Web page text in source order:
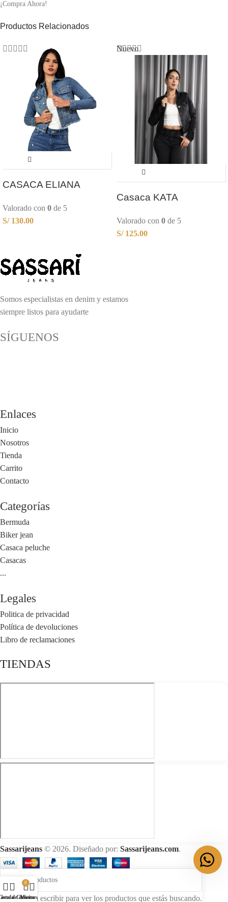
¡Compra Ahora!
Productos Relacionados
CASACA ELIANA
Valorado con 0 de 5
S/130.00
Nuevo
Casaca KATA
Valorado con 0 de 5
S/125.00
Somos especialistas en denim y estamos
siempre listos para ayudarte
SÍGUENOS
Enlaces
Inicio
Nosotros
Tienda
Carrito
Contacto
Categorías
Bermuda
Biker jean
Casaca peluche
Casacas
...
Legales
Politica de privacidad
Política de devoluciones
Libro de reclamaciones
TIENDAS
Sassarijeans © 2026. Diseñado por: Sassarijeans.com.
Comienza a escribir para ver los productos que estás buscando.
de deseos
0
Carrito
Mi cuenta